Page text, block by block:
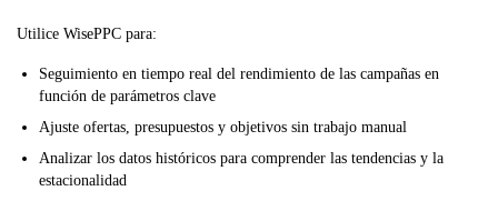
Utilice WisePPC para:
Seguimiento en tiempo real del rendimiento de las campañas en
función de parámetros clave
Ajuste ofertas, presupuestos y objetivos sin trabajo manual
Analizar los datos históricos para comprender las tendencias y la
estacionalidad